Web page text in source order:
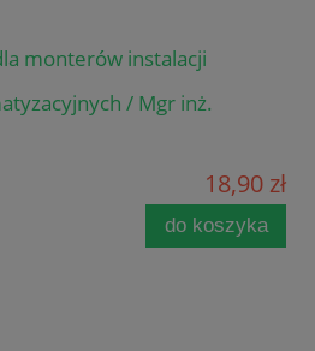
monterów instalacji
/ Mgr inż.
18,90 zł
do koszyka